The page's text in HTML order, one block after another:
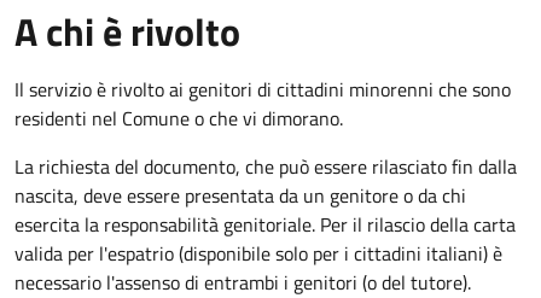
A chi è rivolto
Il servizio è rivolto ai genitori di cittadini minorenni che sono
residenti nel Comune o che vi dimorano.
La richiesta del documento, che può essere rilasciato fin dalla
nascita, deve essere presentata da un genitore o da chi
esercita la responsabilità genitoriale. Per il rilascio della carta
valida per l'espatrio (disponibile solo per i cittadini italiani) è
necessario l'assenso di entrambi i genitori (o del tutore).